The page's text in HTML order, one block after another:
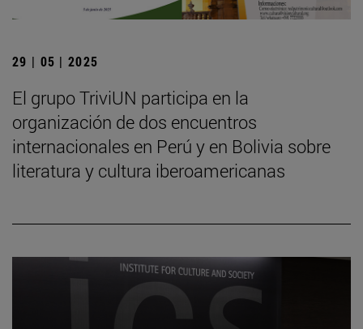
29 | 05 | 2025
El grupo TriviUN participa en la
organización de dos encuentros
internacionales en Perú y en Bolivia sobre
literatura y cultura iberoamericanas